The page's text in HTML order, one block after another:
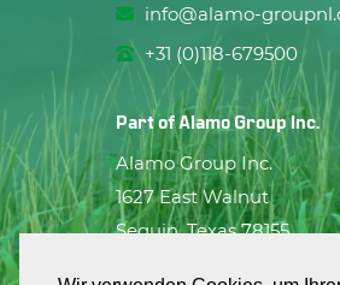
info@alamo-
+31 (0)118-679500
Part ofAlamo Group Inc.
Alamo Group Inc.
1627 East Walnut
Seguin, Texas 78155